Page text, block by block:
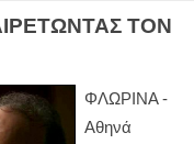
ΤΟΝ
ΦΛΩΡΙΝΑ -
Αθηνά